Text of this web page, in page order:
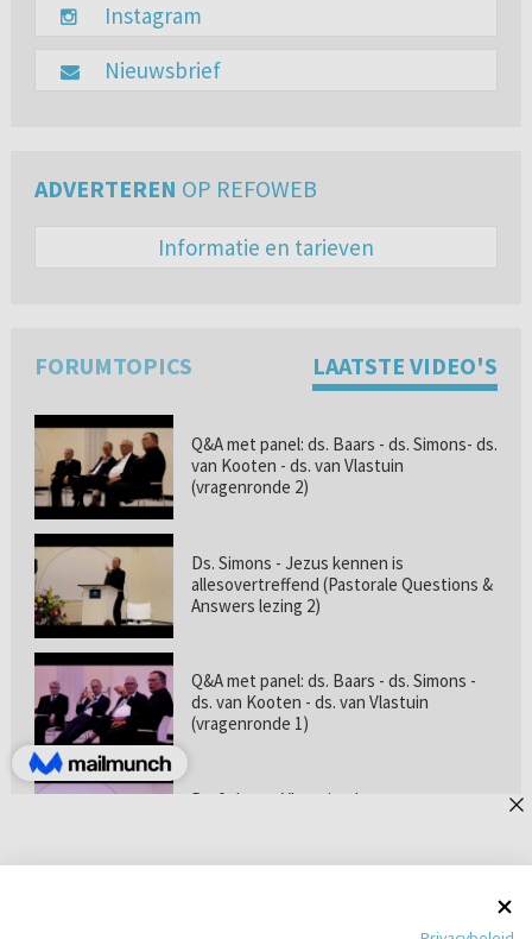
Instagram
Nieuwsbrief
ADVERTEREN OP REFOWEB
Informatie en tarieven
FORUMTOPICS LAATSTE VIDEO'S
Q&A met panel: ds. Baars - ds. Simons- ds.
van Kooten - ds. van Vlastuin
(vragenronde 2)
Ds. Simons - Jezus kennen is
allesovertreffend (Pastorale Questions &
Answers lezing 2)
Q&A met panel: ds. Baars - ds. Simons -
ds. van Kooten - ds. van Vlastuin
(vragenronde 1)
Prof. dr. van Vlastuin - Is